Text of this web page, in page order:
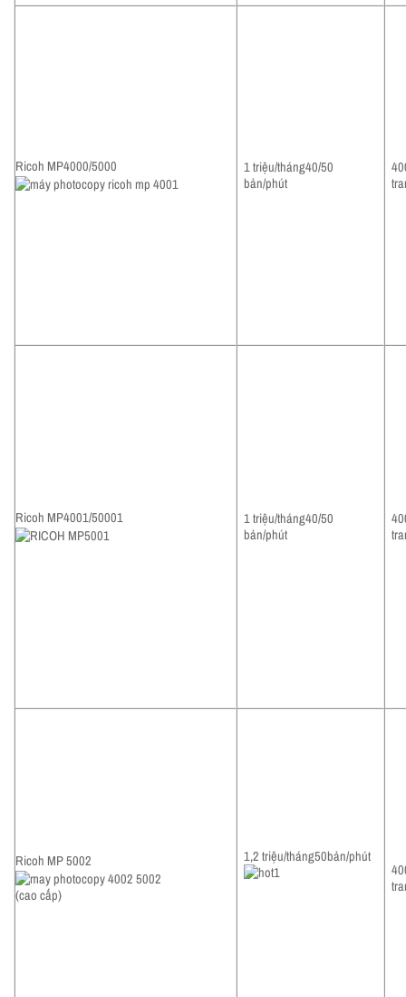
Ricoh MP4000/5000
1 triệu/tháng40/50
bản/phút
Ricoh MP4001/50001
1 triệu/tháng40/50
bản/phút
Ricoh MP 5002
(cao cấp)
1,2 triệu/tháng50bản/phút